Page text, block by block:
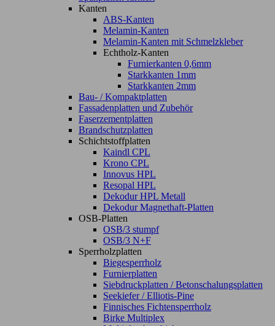
Kanten
ABS-Kanten
Melamin-Kanten
Melamin-Kanten mit Schmelzkleber
Echtholz-Kanten
Furnierkanten 0,6mm
Starkkanten 1mm
Starkkanten 2mm
Bau- / Kompaktplatten
Fassadenplatten und Zubehör
Faserzementplatten
Brandschutzplatten
Schichtstoffplatten
Kaindl CPL
Krono CPL
Innovus HPL
Resopal HPL
Dekodur HPL Metall
Dekodur Magnethaft-Platten
OSB-Platten
OSB/3 stumpf
OSB/3 N+F
Sperrholzplatten
Biegesperrholz
Furnierplatten
Siebdruckplatten / Betonschalungsplatten
Seekiefer / Elliotis-Pine
Finnisches Fichtensperrholz
Birke Multiplex